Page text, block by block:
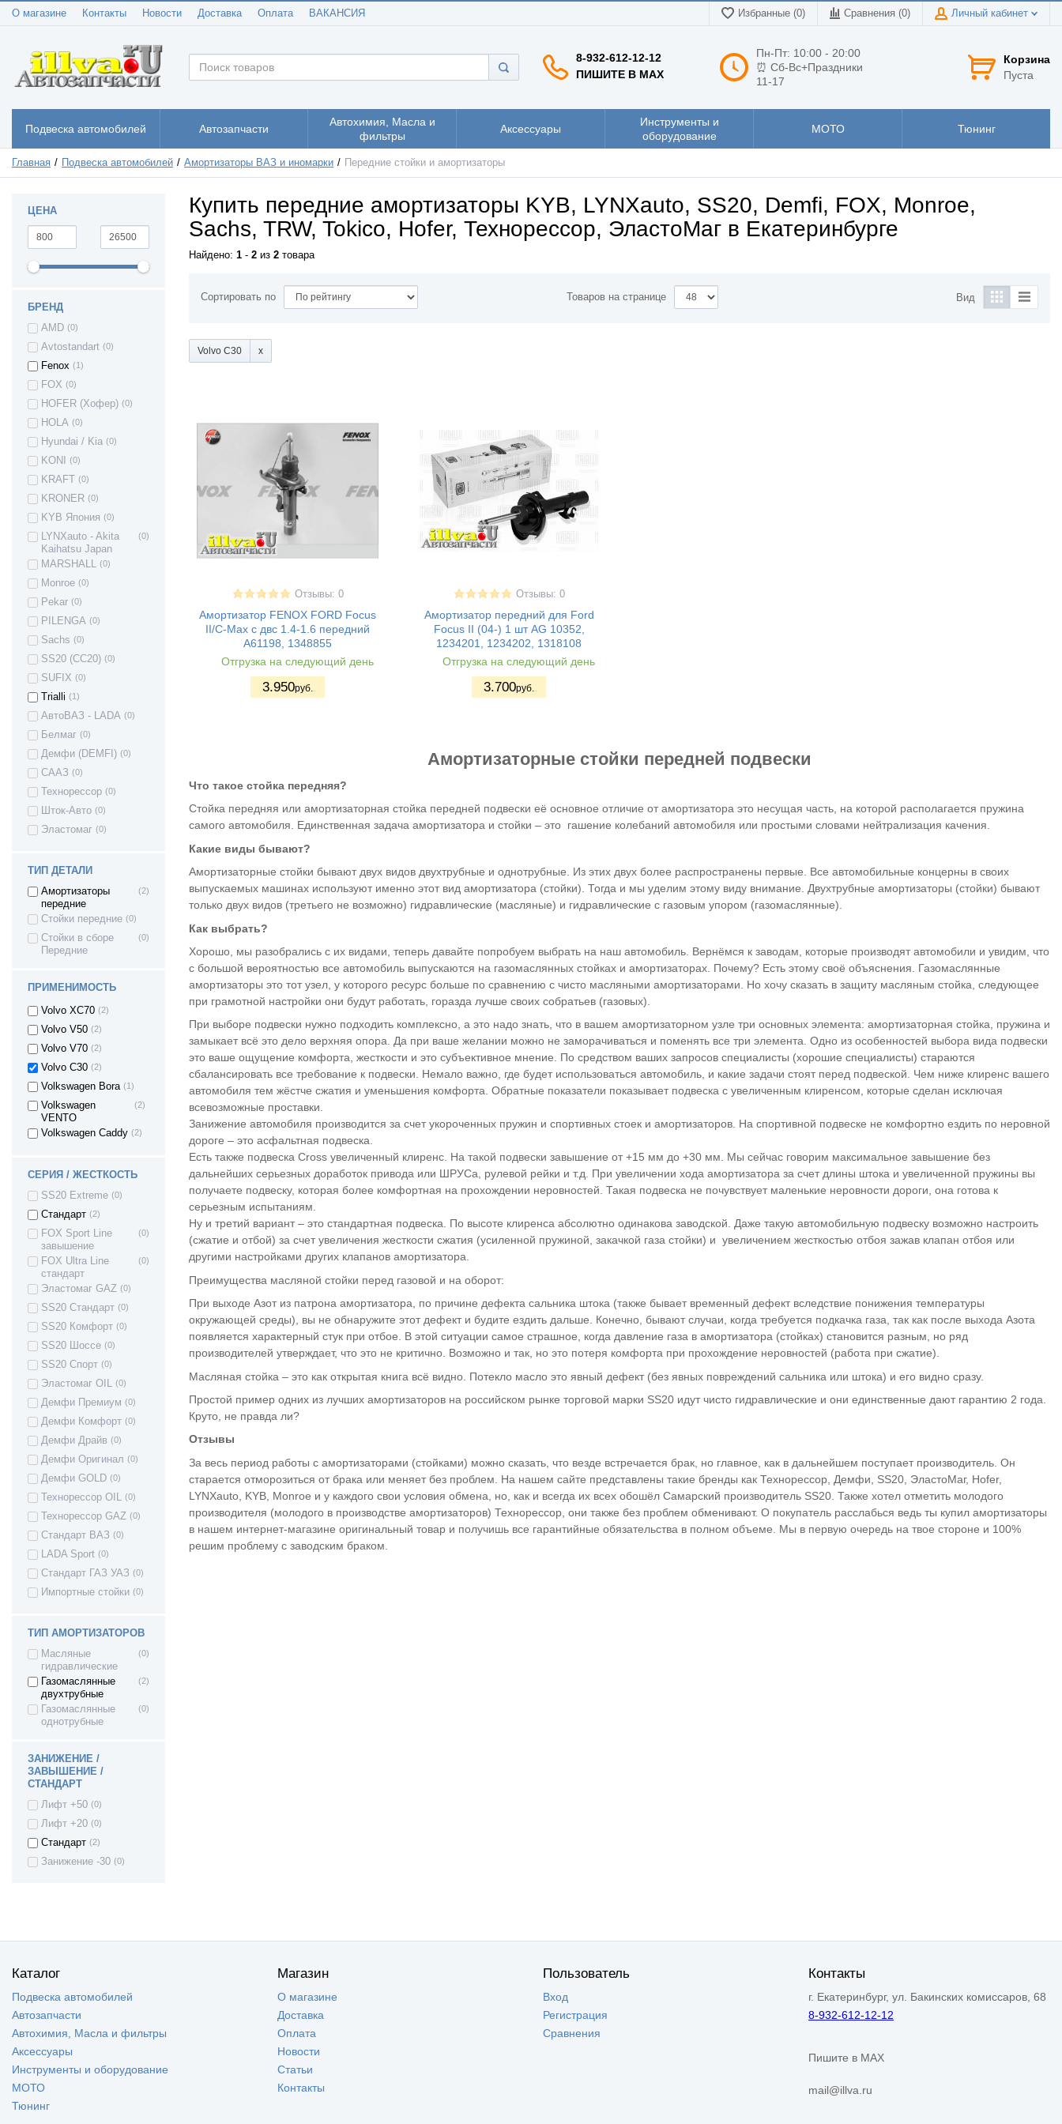
О магазине Контакты Новости Доставка Оплата ВАКАНСИЯ Избранные (0) Сравнения (0) Личный кабинет
8-932-612-12-12
ПИШИТЕ В MAX
Пн-Пт: 10:00 - 20:00
⏰ Сб-Вс+Праздники
11-17
Корзина
Пуста
Подвеска автомобилей Автозапчасти
Автохимия, Масла и
фильтры
Аксессуары
Инструменты и
оборудование
МОТО Тюнинг
Главная Подвеска автомобилей Амортизаторы ВАЗ и иномарки Передние стойки и амортизаторы
ЦЕНА
БРЕНД
AMD (0)
Avtostandart (0)
Fenox (1)
FOX (0)
HOFER (Хофер) (0)
HOLA (0)
Hyundai / Kia (0)
KONI (0)
KRAFT (0)
KRONER (0)
KYB Япония (0)
LYNXauto - Akita
Kaihatsu Japan
(0)
MARSHALL (0)
Monroe (0)
Pekar (0)
PILENGA (0)
Sachs (0)
SS20 (СС20) (0)
SUFIX (0)
Trialli (1)
АвтоВАЗ - LADA (0)
Белмаг (0)
Демфи (DEMFI) (0)
СААЗ (0)
Технорессор (0)
Шток-Авто (0)
Эластомаг (0)
ТИП ДЕТАЛИ
Амортизаторы
передние
(2)
Стойки передние (0)
Стойки в сборе
Передние
(0)
ПРИМЕНИМОСТЬ
Mitsubishi Carisma
Nissan Almera (9)
Nissan Qashqai (2)
Nissan TERRANO
(1)
Nissan Terrano 3 -
(3)
Peugeot 206
Peugeot Partner (1)
Renault Kaptur (3)
Renault Koleos
Renault Logan
Renault Sandero
Renault Sandero
(Stepway)
Seat Arosa
Seat ALHAMBRA (1)
Seat ALTEA
Seat TOLEDO (6)
Seat CORDOBA
Seat LEON
Seat IBIZA (2)
Skoda Fabia (2)
Skoda Fabia II (1)
Skoda Fabia III
Skoda Yeti
Skoda SuperB
Skoda Roomster
Skoda Octavia
Skoda Rapid
Suzuki Grand
Vitara
Toyota Auris
Toyota Corolla (4)
Toyota Camry
Toyota Verso (3)
Toyota Yaris
Toyota Urban
Cruiser
Opel Corsa D
OPEL Kadett (2)
Opel Kadett E (2)
Opel Vectra A (1)
Volvo S40
Volvo S80 (2)
Volvo XC70 (2)
Volvo V50 (2)
Volvo V70 (2)
Volvo C30 (2)
Volkswagen Bora (1)
Volkswagen
VENTO
(2)
Volkswagen Caddy (2)
Volkswagen FOX (1)
Volkswagen Jetta
Volkswagen Passat
Volkswagen Polo
Volkswagen Tiguan
Volkswagen Polo
mk5
(8)
Volkswagen Touran
Volkswagen
SCIROCCO
VOLKSWAGEN
Zaz Chance (4)
Zaz Vida (7)
ZAZ Sens (4)
СЕРИЯ / ЖЕСТКОСТЬ
SS20 Extreme (0)
Стандарт (2)
FOX Sport Line
завышение
(0)
FOX Ultra Line
стандарт
(0)
Эластомаг GAZ (0)
SS20 Стандарт (0)
SS20 Комфорт (0)
SS20 Шоссе (0)
SS20 Спорт (0)
Эластомаг OIL (0)
Демфи Премиум (0)
Демфи Комфорт (0)
Демфи Драйв (0)
Демфи Оригинал (0)
Демфи GOLD (0)
Технорессор OIL (0)
Технорессор GAZ (0)
Стандарт ВАЗ (0)
LADA Sport (0)
Стандарт ГАЗ УАЗ (0)
Импортные стойки (0)
ТИП АМОРТИЗАТОРОВ
Масляные
гидравлические
(0)
Газомаслянные
двухтрубные
(2)
Газомаслянные
однотрубные
(0)
ЗАНИЖЕНИЕ /
ЗАВЫШЕНИЕ /
СТАНДАРТ
Лифт +50 (0)
Лифт +20 (0)
Стандарт (2)
Занижение -30 (0)
Купить передние амортизаторы KYB, LYNXauto, SS20, Demfi, FOX, Monroe,
Sachs, TRW, Tokico, Hofer, Технорессор, ЭластоМаг в Екатеринбурге
Найдено: 1 - 2 из 2 товара
Сортировать по Товаров на странице Вид
Volvo C30
Отзывы: 0
Амортизатор FENOX FORD Focus
II/C-Max с двс 1.4-1.6 передний
A61198, 1348855
Отгрузка на следующий день
3.950руб.
Отзывы: 0
Амортизатор передний для Ford
Focus II (04-) 1 шт AG 10352,
1234201, 1234202, 1318108
Отгрузка на следующий день
3.700руб.
Амортизаторные стойки передней подвески
Что такое стойка передняя?
Стойка передняя или амортизаторная стойка передней подвески её основное отличие от амортизатора это несущая часть, на которой располагается пружина
самого автомобиля. Единственная задача амортизатора и стойки – это гашение колебаний автомобиля или простыми словами нейтрализация качения.
Какие виды бывают?
Амортизаторные стойки бывают двух видов двухтрубные и однотрубные. Из этих двух более распространены первые. Все автомобильные концерны в своих
выпускаемых машинах используют именно этот вид амортизатора (стойки). Тогда и мы уделим этому виду внимание. Двухтрубные амортизаторы (стойки) бывают
только двух видов (третьего не возможно) гидравлические (масляные) и гидравлические с газовым упором (газомаслянные).
Как выбрать?
Хорошо, мы разобрались с их видами, теперь давайте попробуем выбрать на наш автомобиль. Вернёмся к заводам, которые производят автомобили и увидим, что
с большой вероятностью все автомобиль выпускаются на газомаслянных стойках и амортизаторах. Почему? Есть этому своё объяснения. Газомаслянные
амортизаторы это тот узел, у которого ресурс больше по сравнению с чисто масляными амортизаторами. Но хочу сказать в защиту масляным стойка, следующее
при грамотной настройки они будут работать, горазда лучше своих собратьев (газовых).
При выборе подвески нужно подходить комплексно, а это надо знать, что в вашем амортизаторном узле три основных элемента: амортизаторная стойка, пружина и
замыкает всё это дело верхняя опора. Да при ваше желании можно не заморачиваться и поменять все три элемента. Одно из особенностей выбора вида подвески
это ваше ощущение комфорта, жесткости и это субъективное мнение. По средством ваших запросов специалисты (хорошие специалисты) стараются
сбалансировать все требование к подвески. Немало важно, где будет использоваться автомобиль, и какие задачи стоят перед подвеской. Чем ниже клиренс вашего
автомобиля тем жёстче сжатия и уменьшения комфорта. Обратные показатели показывает подвеска с увеличенным клиренсом, которые сделан исключая
всевозможные проставки.
Занижение автомобиля производится за счет укороченных пружин и спортивных стоек и амортизаторов. На спортивной подвеске не комфортно ездить по неровной
дороге – это асфальтная подвеска.
Есть также подвеска Cross увеличенный клиренс. На такой подвески завышение от +15 мм до +30 мм. Мы сейчас говорим максимальное завышение без
дальнейших серьезных доработок привода или ШРУСа, рулевой рейки и т.д. При увеличении хода амортизатора за счет длины штока и увеличенной пружины вы
получаете подвеску, которая более комфортная на прохождении неровностей. Такая подвеска не почувствует маленькие неровности дороги, она готова к
серьезным испытаниям.
Ну и третий вариант – это стандартная подвеска. По высоте клиренса абсолютно одинакова заводской. Даже такую автомобильную подвеску возможно настроить
(сжатие и отбой) за счет увеличения жесткости сжатия (усиленной пружиной, закачкой газа стойки) и увеличением жесткостью отбоя зажав клапан отбоя или
другими настройками других клапанов амортизатора.
Преимущества масляной стойки перед газовой и на оборот:
При выходе Азот из патрона амортизатора, по причине дефекта сальника штока (также бывает временный дефект вследствие понижения температуры
окружающей среды), вы не обнаружите этот дефект и будите ездить дальше. Конечно, бывают случаи, когда требуется подкачка газа, так как после выхода Азота
появляется характерный стук при отбое. В этой ситуации самое страшное, когда давление газа в амортизатора (стойках) становится разным, но ряд
производителей утверждает, что это не критично. Возможно и так, но это потеря комфорта при прохождение неровностей (работа при сжатие).
Масляная стойка – это как открытая книга всё видно. Потекло масло это явный дефект (без явных повреждений сальника или штока) и его видно сразу.
Простой пример одних из лучших амортизаторов на российском рынке торговой марки SS20 идут чисто гидравлические и они единственные дают гарантию 2 года.
Круто, не правда ли?
Отзывы
За весь период работы с амортизаторами (стойками) можно сказать, что везде встречается брак, но главное, как в дальнейшем поступает производитель. Он
старается отморозиться от брака или меняет без проблем. На нашем сайте представлены такие бренды как Технорессор, Демфи, SS20, ЭластоМаг, Hofer,
LYNXauto, KYB, Monroe и у каждого свои условия обмена, но, как и всегда их всех обошёл Самарский производитель SS20. Также хотел отметить молодого
производителя (молодого в производстве амортизаторов) Технорессор, они также без проблем обменивают. О покупатель расслабься ведь ты купил амортизаторы
в нашем интернет-магазине оригинальный товар и получишь все гарантийные обязательства в полном объеме. Мы в первую очередь на твое стороне и 100%
решим проблему с заводским браком.
Каталог
Подвеска автомобилей
Автозапчасти
Автохимия, Масла и фильтры
Аксессуары
Инструменты и оборудование
МОТО
Тюнинг
Магазин
О магазине
Доставка
Оплата
Новости
Статьи
Контакты
Пользователь
Вход
Регистрация
Сравнения
Контакты
г. Екатеринбург, ул. Бакинских комиссаров, 68
8-932-612-12-12
Пишите в MAX
mail@illva.ru